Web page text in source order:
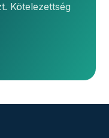
Kötelezettség